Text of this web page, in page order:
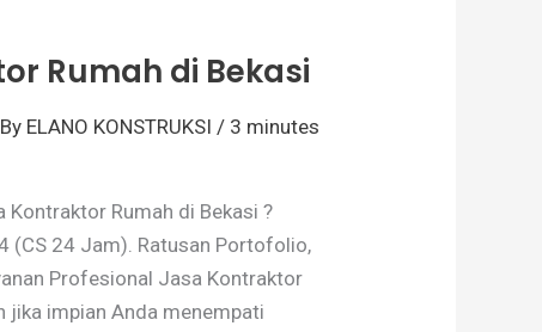
Rumah di Bekasi
ELANO KONSTRUKSI / 3 minutes
Rumah di Bekasi ?
(CS 24 Jam). Ratusan Portofolio,
Profesional Jasa Kontraktor
jika impian Anda menempati